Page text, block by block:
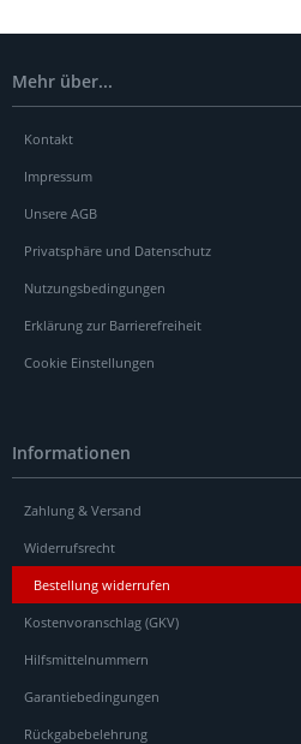
Mehr über...
Kontakt
Impressum
Unsere AGB
Privatsphäre und Datenschutz
Nutzungsbedingungen
Erklärung zur Barrierefreiheit
Cookie Einstellungen
Informationen
Zahlung & Versand
Widerrufsrecht
Bestellung widerrufen
Kostenvoranschlag (GKV)
Hilfsmittelnummern
Garantiebedingungen
Rückgabebelehrung